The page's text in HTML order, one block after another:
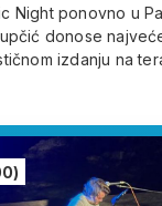
Night ponovno u
donose
izdanju na